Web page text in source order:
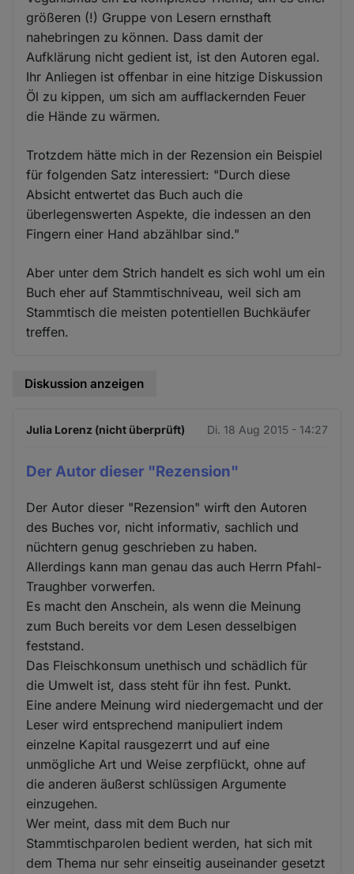
größeren (!) Gruppe von Lesern ernsthaft
nahebringen zu können. Dass damit der
Aufklärung nicht gedient ist, ist den Autoren egal.
Ihr Anliegen ist offenbar in eine hitzige Diskussion
Öl zu kippen, um sich am aufflackernden Feuer
die Hände zu wärmen.
Trotzdem hätte mich in der Rezension ein Beispiel
für folgenden Satz interessiert: "Durch diese
Absicht entwertet das Buch auch die
überlegenswerten Aspekte, die indessen an den
Fingern einer Hand abzählbar sind."
Aber unter dem Strich handelt es sich wohl um ein
Buch eher auf Stammtischniveau, weil sich am
Stammtisch die meisten potentiellen Buchkäufer
treffen.
Diskussion anzeigen
Julia Lorenz (nicht überprüft) Di. 18 Aug 2015 - 14:27
Der Autor dieser "Rezension"
Der Autor dieser "Rezension" wirft den Autoren
des Buches vor, nicht informativ, sachlich und
nüchtern genug geschrieben zu haben.
Allerdings kann man genau das auch Herrn Pfahl-
Traughber vorwerfen.
Es macht den Anschein, als wenn die Meinung
zum Buch bereits vor dem Lesen desselbigen
feststand.
Das Fleischkonsum unethisch und schädlich für
die Umwelt ist, dass steht für ihn fest. Punkt.
Eine andere Meinung wird niedergemacht und der
Leser wird entsprechend manipuliert indem
einzelne Kapital rausgezerrt und auf eine
unmögliche Art und Weise zerpflückt, ohne auf
die anderen äußerst schlüssigen Argumente
einzugehen.
Wer meint, dass mit dem Buch nur
Stammtischparolen bedient werden, hat sich mit
dem Thema nur sehr einseitig auseinander gesetzt